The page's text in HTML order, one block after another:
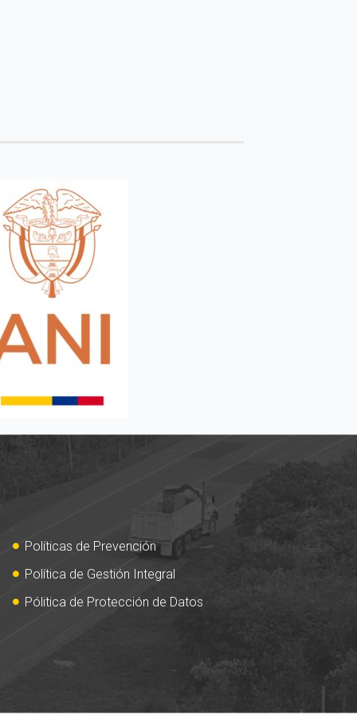
Políticas de Prevención
Política de Gestión Integral
Pólitica de Protección de Datos